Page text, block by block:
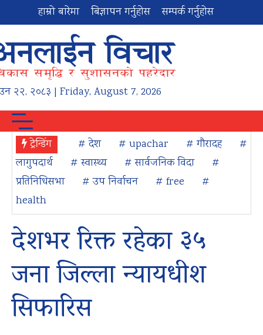
हाम्रो बारेमा बिज्ञापन गर्नुहोस सम्पर्क गर्नुहोस
२२, २०८३ | Friday, August 7, 2026
ट्रेन्डिंग # देश # upachar # गौरादह
#
लागुपदार्थ
# स्वास्थ्य # सार्वजनिक विदा
#
प्रतिनिधिसभा
# उप निर्वाचन # free
#
health
देशभर रिक्त रहेका ३५
जना जिल्ला न्यायधीश
सिफारिस